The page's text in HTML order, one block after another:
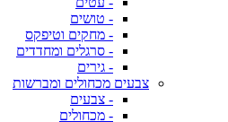
- טושים
- מחקים וטיפקס
- סרגלים ומחדדים
- גירים
צבעים מכחולים ומברשות
- צבעים
- מכחולים